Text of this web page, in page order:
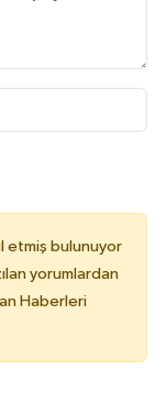
etmiş bulunuyor
yorumlardan
Haberleri